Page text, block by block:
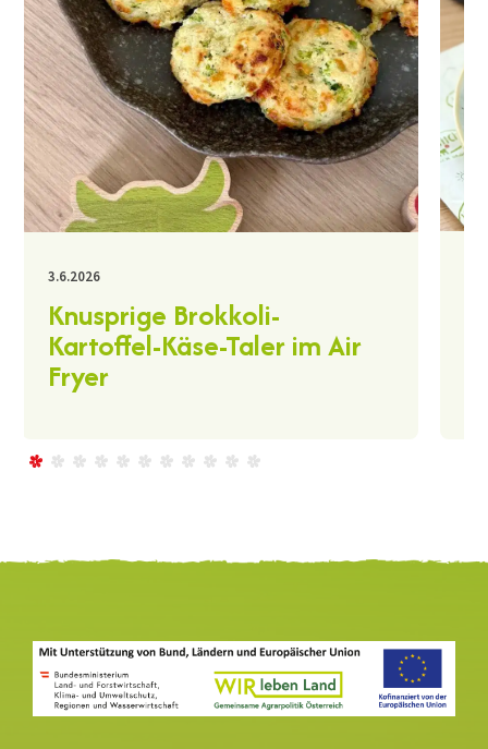
3.6.2026
Knusprige Brokkoli-
Kartoffel-Käse-Taler im Air
Fryer